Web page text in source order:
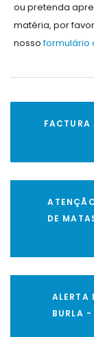
ou pretenda
matéria, por
nossoformulário
DE
ALERTA
BURLA